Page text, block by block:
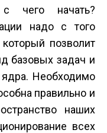
чего начать?
надо с того
позволит
базовых задач и
Необходимо
правильно и
наших
всех